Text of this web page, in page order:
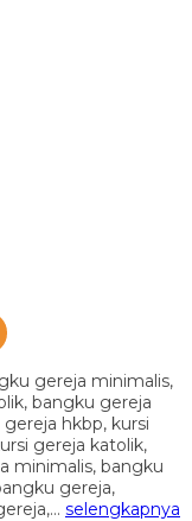
gereja minimalis,
bangku gereja
hkbp, kursi
gereja katolik,
minimalis, bangku
gereja,
selengkapnya